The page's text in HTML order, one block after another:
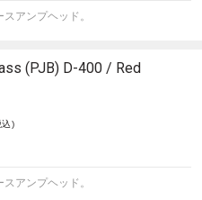
アンプヘッド。
(PJB) D-400 / Red
込)
アンプヘッド。